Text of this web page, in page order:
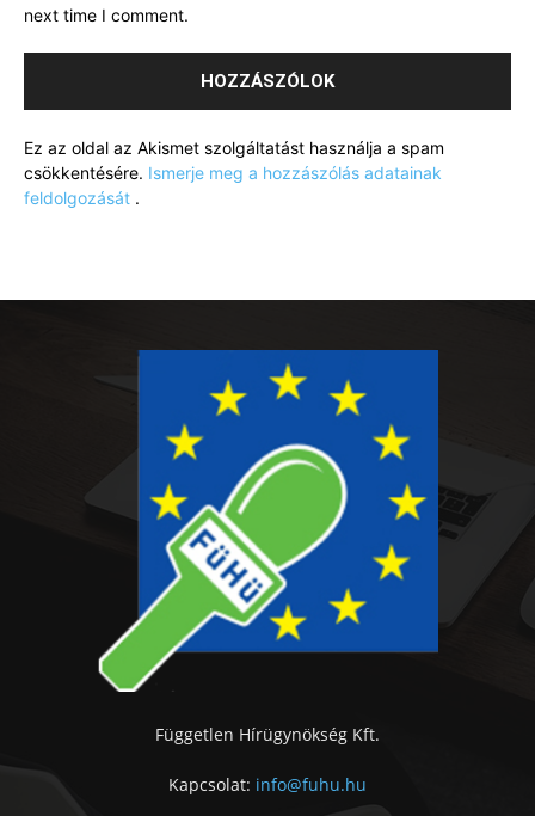
next time I comment.
Ez az oldal az Akismet szolgáltatást használja a spam
csökkentésére. Ismerje meg a hozzászólás adatainak
feldolgozását .
Független Hírügynökség Kft.
Kapcsolat: info@fuhu.hu